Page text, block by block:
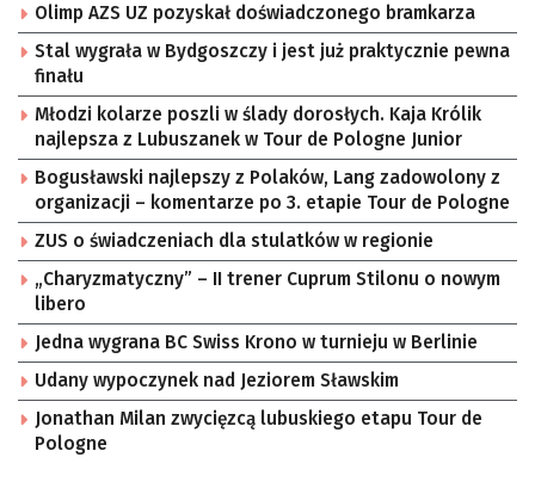
Olimp AZS UZ pozyskał doświadczonego bramkarza
Stal wygrała w Bydgoszczy i jest już praktycznie pewna
finału
Młodzi kolarze poszli w ślady dorosłych. Kaja Królik
najlepsza z Lubuszanek w Tour de Pologne Junior
Bogusławski najlepszy z Polaków, Lang zadowolony z
organizacji – komentarze po 3. etapie Tour de Pologne
ZUS o świadczeniach dla stulatków w regionie
„Charyzmatyczny” – II trener Cuprum Stilonu o nowym
libero
Jedna wygrana BC Swiss Krono w turnieju w Berlinie
Udany wypoczynek nad Jeziorem Sławskim
Jonathan Milan zwycięzcą lubuskiego etapu Tour de
Pologne